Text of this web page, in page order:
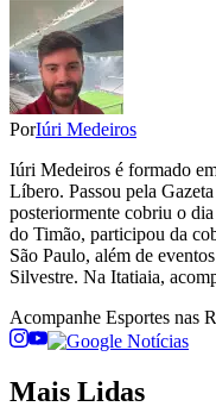
PorIúri Medeiros
Iúri Medeiros é formado
Líbero. Passou pela
posteriormente cobriu o
do Timão, participou da
São Paulo, além de
Silvestre. Na Itatiaia,
Acompanhe Esportes nas
Mais Lidas